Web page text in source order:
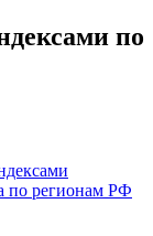
по
по регионам РФ